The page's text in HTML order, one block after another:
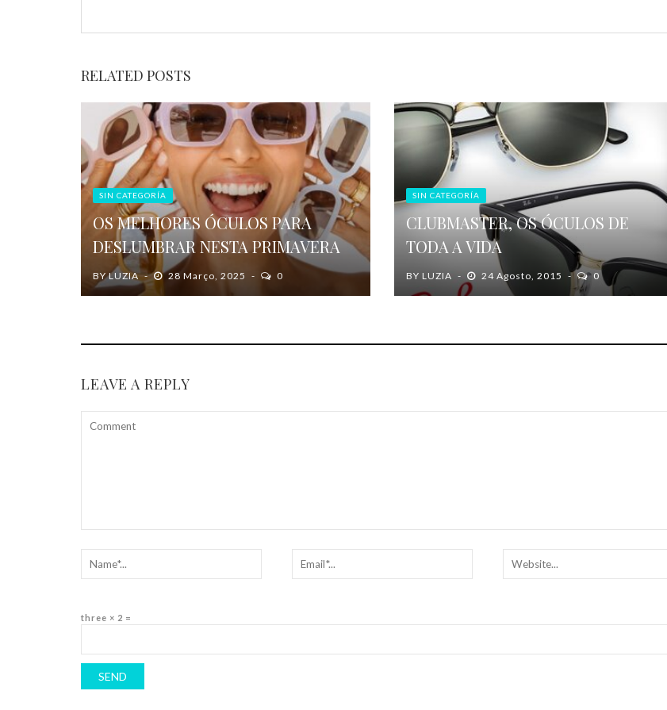
RELATED POSTS
SIN CATEGORÍA
OS MELHORES ÓCULOS PARA
DESLUMBRAR NESTA PRIMAVERA
BYLUZIA 28 Março, 2025 0
SIN CATEGORÍA
CLUBMASTER, OS ÓCULOS DE
TODA A VIDA
BY LUZIA 24 Agosto, 2015 0
LEAVE A REPLY
three × 2 =